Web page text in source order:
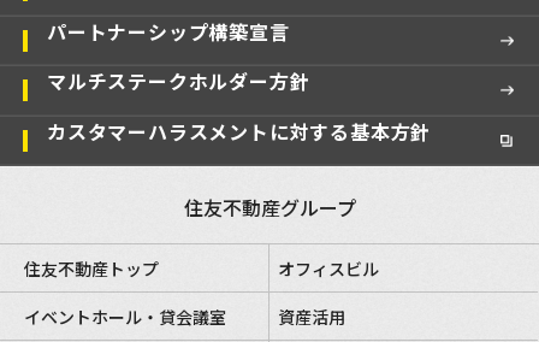
パートナーシップ構築宣言
マルチステークホルダー方針
カスタマーハラスメントに対する基本方針
住友不動産グループ
住友不動産トップ
オフィスビル
イベントホール・貸会議室
資産活用